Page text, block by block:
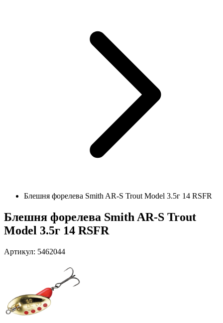
Блешня форелева Smith AR-S Trout Model 3.5г 14 RSFR
Блешня форелева Smith AR-S Trout
Model 3.5г 14 RSFR
Артикул: 5462044